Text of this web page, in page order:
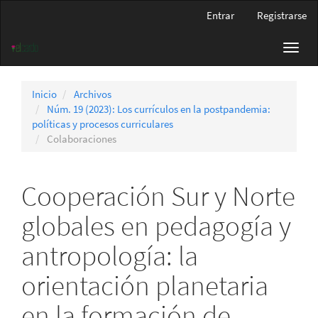
principal
Barra
Entrar Registrarse
Inicio
Archivos
Núm. 19 (2023): Los currículos en la postpandemia:
políticas y procesos curriculares
Colaboraciones
Cooperación Sur y Norte
globales en pedagogía y
antropología: la
orientación planetaria